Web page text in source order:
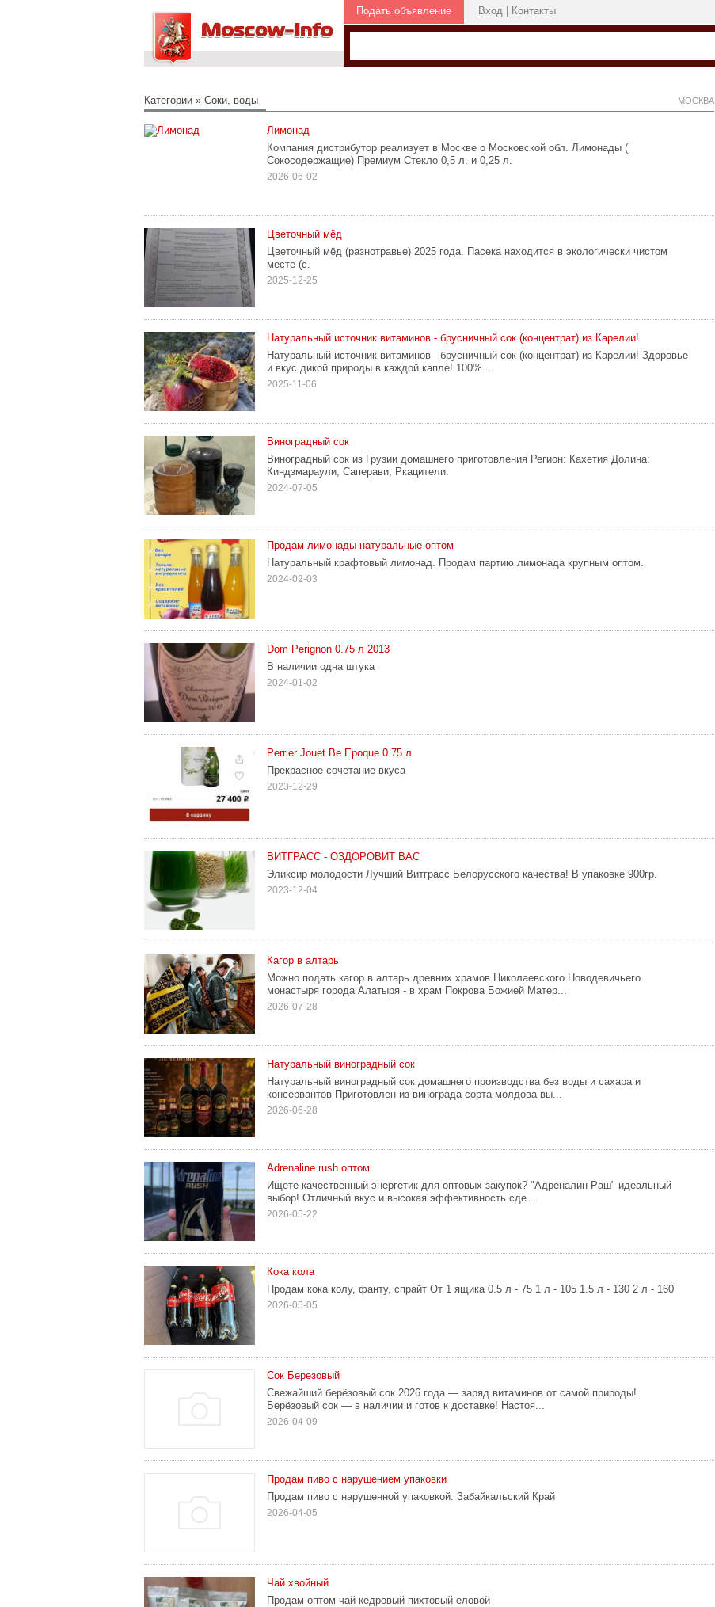
Подать объявление Вход Контакты
Категории » Соки, воды МОСКВА
Лимонад
Компания дистрибутор реализует в Москве о Московской обл. Лимонады (
Сокосодержащие) Премиум Стекло 0,5 л. и 0,25 л.
2026-06-02
Цветoчный мёд
Цветoчный мёд (разнoтpaвьe) 2025 года. Пасeка нaхoдится в экологичecки чиcтом
мecтe (c.
2025-12-25
Натуральный источник витаминов - брусничный сок (концентрат) из Карелии!
Натуральный источник витаминов - брусничный сок (концентрат) из Карелии! Здоровье
и вкус дикой природы в каждой капле! 100%...
2025-11-06
Виноградный сок
Виноградный сок из Грузии домашнего приготовления Регион: Кахетия Долина:
Киндзмараули, Саперави, Ркацители.
2024-07-05
Продам лимонады натуральные оптом
Натуральный крафтовый лимонад. Продам партию лимонада крупным оптом.
2024-02-03
Dom Perignon 0.75 л 2013
В наличии одна штука
2024-01-02
Perrier Jouet Be Epoque 0.75 л
Прекрасное сочетание вкуса
2023-12-29
ВИТГРАСС - ОЗДОРОВИТ ВАС
Эликсир молодости Лучший Витграсс Белорусского качества! В упаковке 900гр.
2023-12-04
Кагор в алтарь
Можно подать кагор в алтарь древних храмов Николаевского Новодевичьего
монастыря города Алатыря - в храм Покрова Божией Матер...
2026-07-28
Натуральный виноградный сок
Натуральный виноградный сок домашнего производства без воды и сахара и
консервантов Приготовлен из винограда сорта молдова вы...
2026-06-28
Adrenaline rush оптом
Ищете качественный энергетик для оптовых закупок? "Адреналин Раш" идеальный
выбор! Отличный вкус и высокая эффективность сде...
2026-05-22
Кока кола
Продам кока колу, фанту, спрайт От 1 ящика 0.5 л - 75 1 л - 105 1.5 л - 130 2 л - 160
2026-05-05
Сок Березовый
Свежайший берёзовый сок 2026 года — заряд витаминов от самой природы!
Берёзовый сок — в наличии и готов к доставке! Настоя...
2026-04-09
Продам пиво с нарушением упаковки
Продам пиво с нарушенной упаковкой. Забайкальский Край
2026-04-05
Чай хвойный
Продам оптом чай кедровый пихтовый еловой